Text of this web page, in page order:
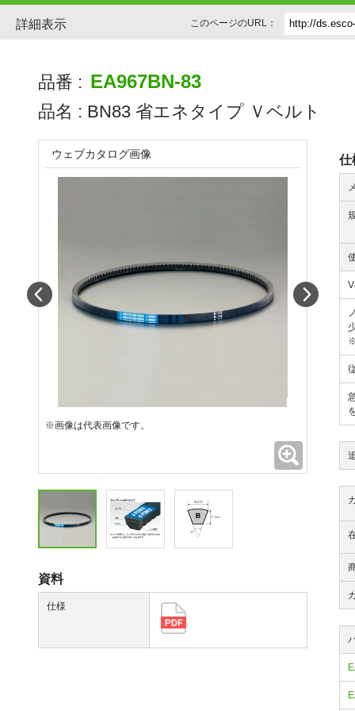
詳細表示 このページのURL：
品番 : EA967BN-83
品名 : BN83 省エネタイプ Ｖベルト
仕
ウェブカタログ画像
※画像は代表画像です。
資料
仕様